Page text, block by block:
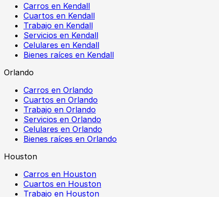
Carros en Kendall
Cuartos en Kendall
Trabajo en Kendall
Servicios en Kendall
Celulares en Kendall
Bienes raíces en Kendall
Orlando
Carros en Orlando
Cuartos en Orlando
Trabajo en Orlando
Servicios en Orlando
Celulares en Orlando
Bienes raíces en Orlando
Houston
Carros en Houston
Cuartos en Houston
Trabajo en Houston